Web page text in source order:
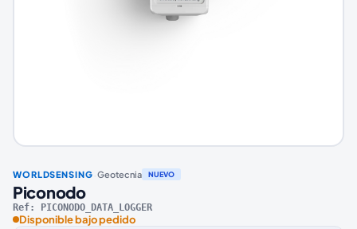
WORLDSENSING Geotecnia NUEVO
Piconodo
Ref: PICONODO_DATA_LOGGER
Disponible bajo pedido